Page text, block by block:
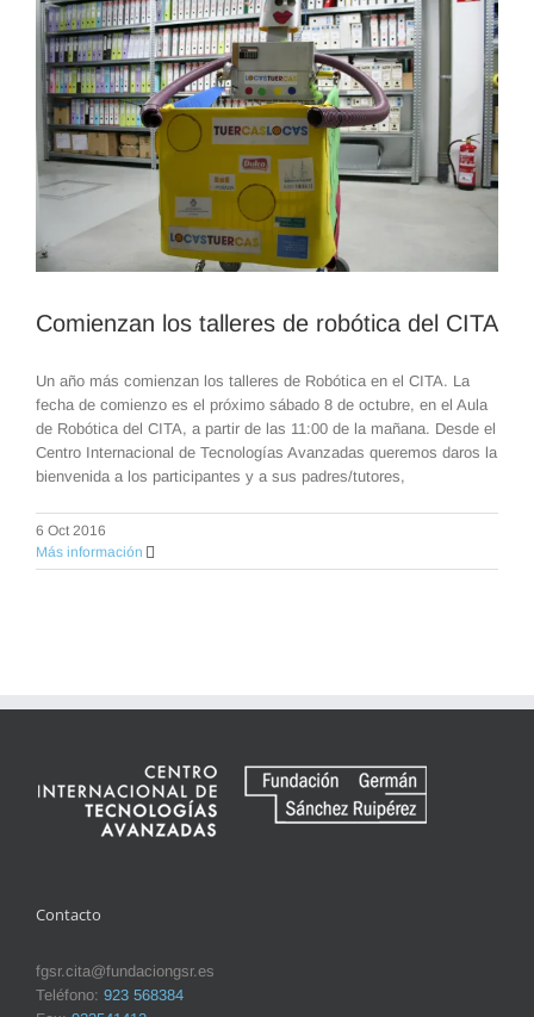
Comienzan los talleres de robótica del CITA
Un año más comienzan los talleres de Robótica en el CITA. La
fecha de comienzo es el próximo sábado 8 de octubre, en el Aula
de Robótica del CITA, a partir de las 11:00 de la mañana. Desde el
Centro Internacional de Tecnologías Avanzadas queremos daros la
bienvenida a los participantes y a sus padres/tutores,
6 Oct 2016
Más información
Contacto
fgsr.cita@fundaciongsr.es
Teléfono: 923 568384